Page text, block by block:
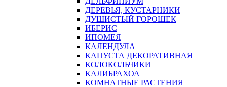
ДЕРЕВЬЯ, КУСТАРНИКИ
ДУШИСТЫЙ ГОРОШЕК
ИБЕРИС
ИПОМЕЯ
КАЛЕНДУЛА
КАПУСТА ДЕКОРАТИВНАЯ
КОЛОКОЛЬЧИКИ
КАЛИБРАХОА
КОМНАТНЫЕ РАСТЕНИЯ